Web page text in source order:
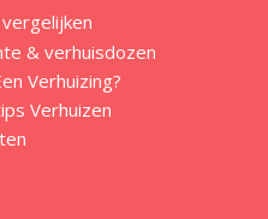
& verhuisdozen
Verhuizing?
Verhuizen